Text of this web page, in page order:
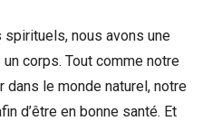
nous avons une
corps. Tout comme notre
dans le monde naturel, notre
d’être en bonne santé. Et